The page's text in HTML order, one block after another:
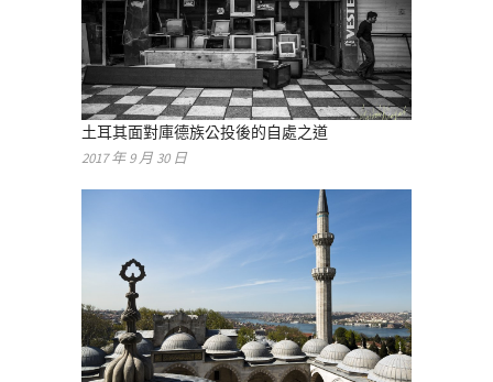
土耳其面對庫德族公投後的自處之道
2017 年 9 月 30 日